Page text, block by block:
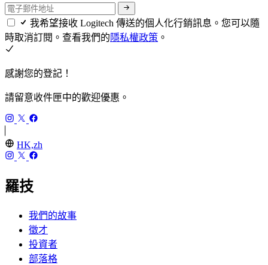
我希望接收 Logitech 傳送的個人化行銷訊息。您可以隨
時取消訂閱。查看我們的隱私權政策 。
感謝您的登記！
請留意收件匣中的歡迎優惠。
HK,zh
羅技
我們的故事
徵才
投資者
部落格